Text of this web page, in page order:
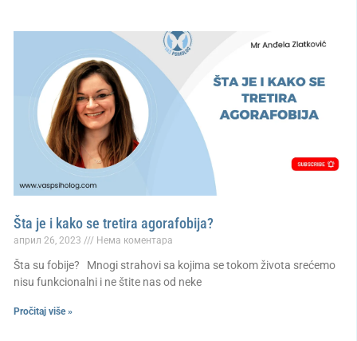
Šta je i kako se tretira agorafobija?
април 26, 2023 Нема коментара
Šta su fobije? Mnogi strahovi sa kojima se tokom života srećemo
nisu funkcionalni i ne štite nas od neke
Pročitaj više »